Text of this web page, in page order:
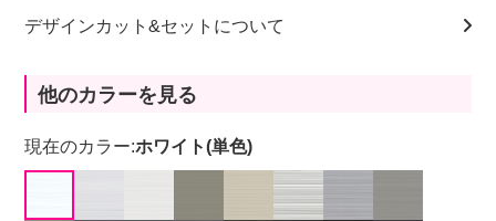
デザインカット&セットについて
他のカラーを見る
現在のカラー:ホワイト(単色)